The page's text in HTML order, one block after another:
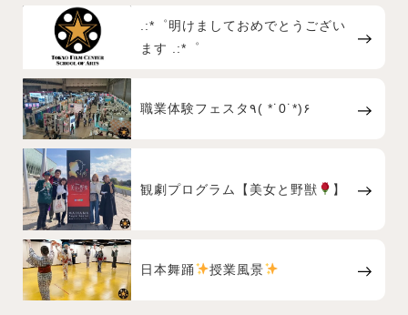
.:*゜明けましておめでとうござい
ます .:*゜
職業体験フェスタ٩( *˙0˙*)۶
観劇プログラム【美女と野獣 】
日本舞踊 授業風景